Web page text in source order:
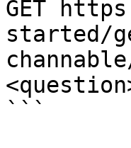
GET
started/
```